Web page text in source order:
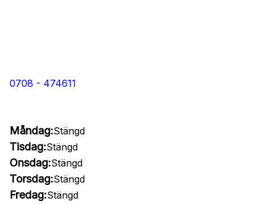
0708 - 474611
Måndag:Stängd
Tisdag:Stängd
Onsdag:Stängd
Torsdag:Stängd
Fredag:Stängd